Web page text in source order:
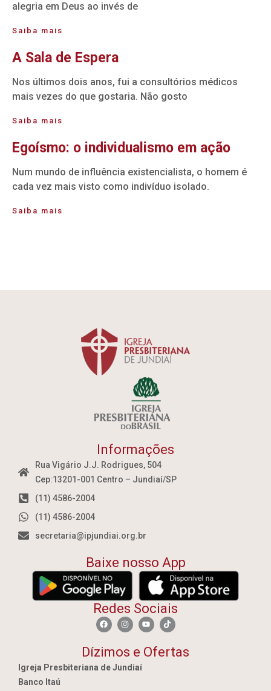
alegria em Deus ao invés de
Saiba mais
A Sala de Espera
Nos últimos dois anos, fui a consultórios médicos
mais vezes do que gostaria. Não gosto
Saiba mais
Egoísmo: o individualismo em ação
Num mundo de influência existencialista, o homem é
cada vez mais visto como indivíduo isolado.
Saiba mais
Informações
Rua Vigário J.J. Rodrigues, 504
Cep:13201-001 Centro – Jundiaí/SP
(11) 4586-2004
(11) 4586-2004
secretaria@ipjundiai.org.br
Baixe nosso App
Redes Sociais
Dízimos e Ofertas
Igreja Presbiteriana de Jundiaí
Banco Itaú